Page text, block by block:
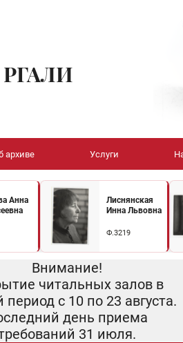
РГАЛИ
архиве Услуги
Анна
Лиснянская
Инна Львовна
Ф.3219
Внимание!
читальных залов в
период с 10 по 23 августа.
день приема
31 июля.